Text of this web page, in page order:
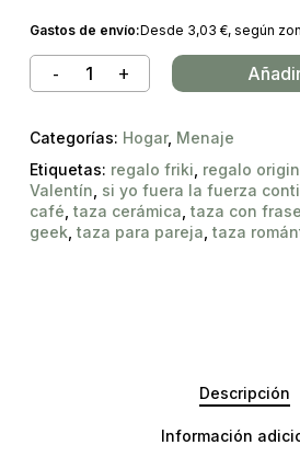
Gastos de envío:Desde 3,03 €, según
Categorías: Hogar, Menaje
Etiquetas: regalo friki regalo
Valentín si yo fuera la fuerza
café taza cerámica taza con frase
geek taza para pareja taza
Descripción
Información